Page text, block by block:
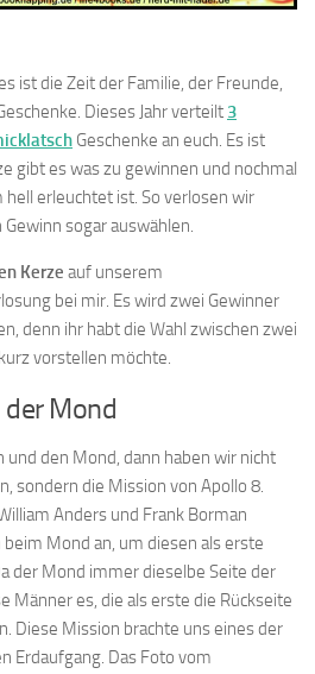
ist die Zeit der Familie, der Freunde,
Dieses Jahr verteilt 3
Geschenke an euch. Es ist
gibt es was zu gewinnen und nochmal
erleuchtet ist. So verlosen wir
sogar auswählen.
Kerze auf unserem
bei mir. Es wird zwei Gewinner
denn ihr habt die Wahl zwischen zwei
vorstellen möchte.
Mond
und den Mond, dann haben wir nicht
sondern die Mission von Apollo 8.
Anders und Frank Borman
Mond an, um diesen als erste
der Mond immer dieselbe Seite der
Männer es, die als erste die Rückseite
Diese Mission brachte uns eines der
Erdaufgang. Das Foto vom